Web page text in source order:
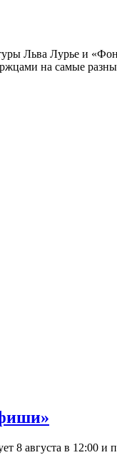
Льва Лурье и
на самые
августа в 12:00 и